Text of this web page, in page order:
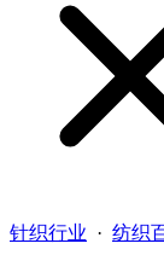
针织行业 · 纺织